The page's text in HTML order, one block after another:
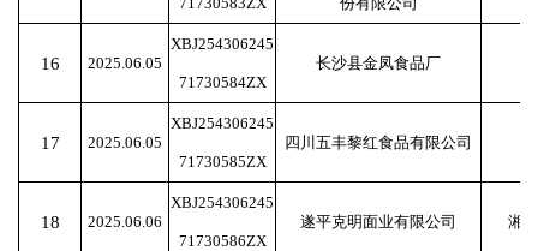
16 2025.06.05
XBJ254306245
71730584ZX
长沙县金凤食品厂
17 2025.06.05
XBJ254306245
71730585ZX
四川五丰黎红食品有限公司
18 2025.06.06
XBJ254306245
71730586ZX
遂平克明面业有限公司 湘